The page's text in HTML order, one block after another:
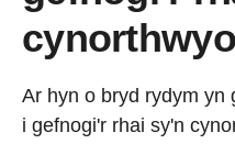
Ar hyn o bryd rydym yn
i gefnogi'r rhai sy'n